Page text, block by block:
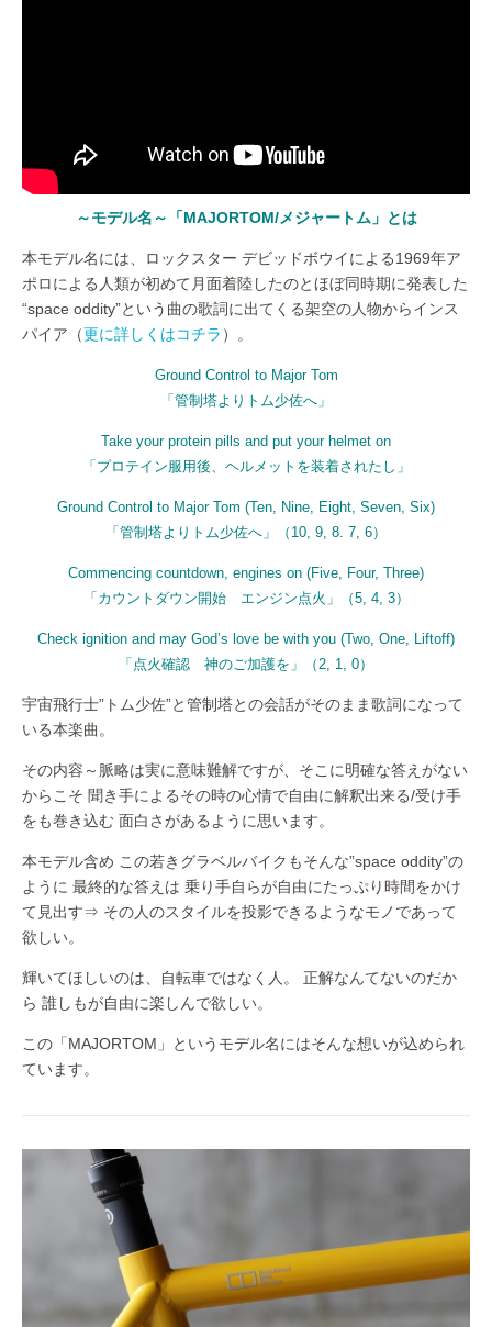
～モデル名～「MAJORTOM/メジャートム」とは
本モデル名には、ロックスター デビッドボウイによる1969年ア
ポロによる人類が初めて月面着陸したのとほぼ同時期に発表した
“space oddity”という曲の歌詞に出てくる架空の人物からインス
パイア（更に詳しくはコチラ ）。
Ground Control to Major Tom
「管制塔よりトム少佐へ」
Take your protein pills and put your helmet on
「プロテイン服用後、ヘルメットを装着されたし」
Ground Control to Major Tom (Ten, Nine, Eight, Seven, Six)
「管制塔よりトム少佐へ」（10, 9, 8. 7, 6）
Commencing countdown, engines on (Five, Four, Three)
「カウントダウン開始 エンジン点火」（5, 4, 3）
Check ignition and may God’s love be with you (Two, One, Liftoff)
「点火確認 神のご加護を」（2, 1, 0）
宇宙飛行士”トム少佐”と管制塔との会話がそのまま歌詞になって
いる本楽曲。
その内容～脈略は実に意味難解ですが、そこに明確な答えがない
からこそ 聞き手によるその時の心情で自由に解釈出来る/受け手
をも巻き込む 面白さがあるように思います。
本モデル含め この若きグラベルバイクもそんな”space oddity”の
ように 最終的な答えは 乗り手自らが自由にたっぷり時間をかけ
て見出す⇒ その人のスタイルを投影できるようなモノであって
欲しい。
輝いてほしいのは、自転車ではなく人。 正解なんてないのだか
ら 誰しもが自由に楽しんで欲しい。
この「MAJORTOM」というモデル名にはそんな想いが込められ
ています。